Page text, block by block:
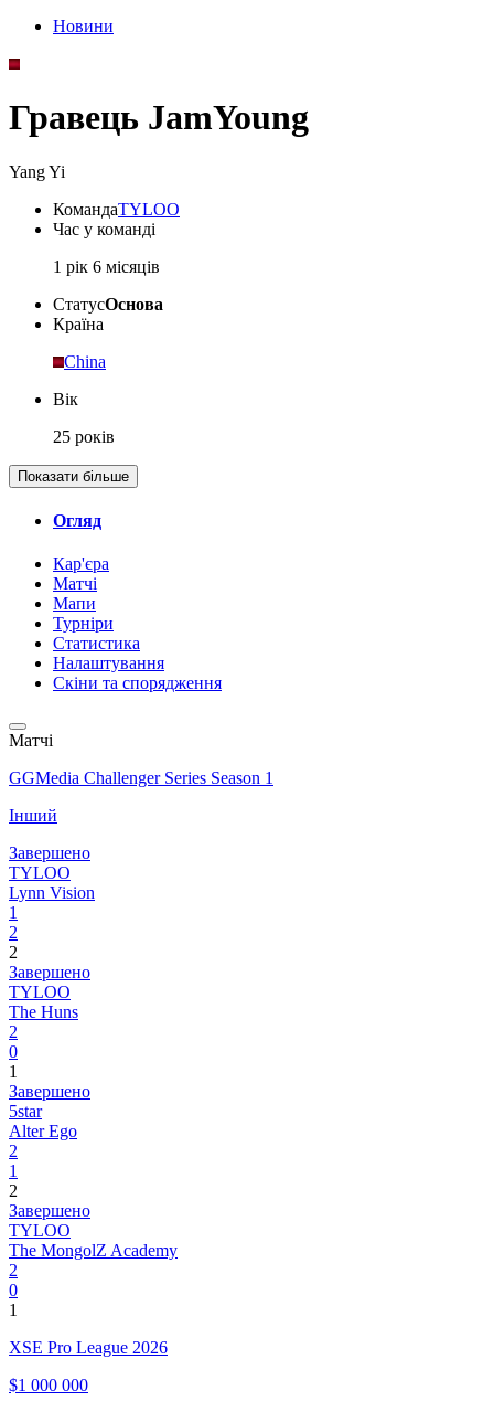
Новини
Гравець JamYoung
Yang Yi
КомандаTYLOO
Час у команді
1 рік 6 місяців
СтатусОснова
Країна
China
Вік
25 років
Показати більше
Огляд
Кар'єра
Матчі
Мапи
Турніри
Статистика
Налаштування
Скіни та спорядження
Матчі
GGMedia Challenger Series Season 1
Інший
Завершено
TYLOO
Lynn Vision
1
2
2
Завершено
TYLOO
The Huns
2
0
1
Завершено
5star
Alter Ego
2
1
2
Завершено
TYLOO
The MongolZ Academy
2
0
1
XSE Pro League 2026
$1 000 000